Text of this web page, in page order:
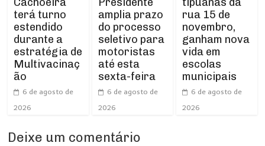
terá turno
estendido
durante a
estratégia de
Multivacinaç
ão
6 de agosto de
2026
amplia prazo
do processo
seletivo para
motoristas
até esta
sexta-feira
6 de agosto de
2026
rua 15 de
novembro,
ganham nova
vida em
escolas
municipais
6 de agosto de
2026
Deixe um comentário